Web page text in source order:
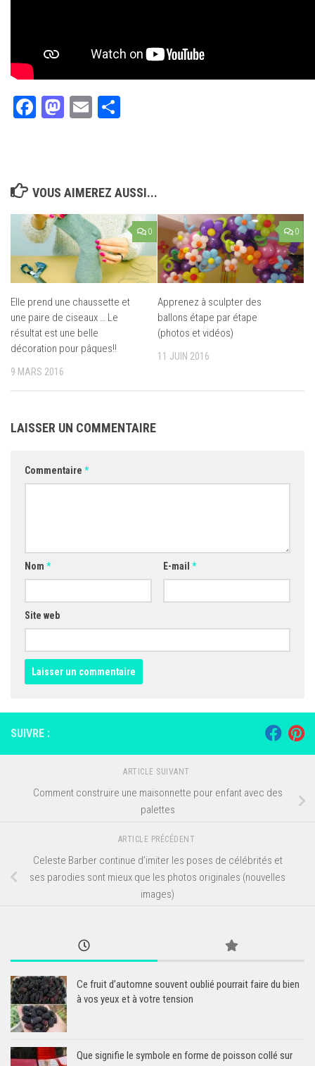
Facebook
Mastodon
Email
VOUS AIMEREZ AUSSI...
0
Elle prend une chaussette et
une paire de ciseaux … Le
résultat est une belle
décoration pour pâques!!
9 MARS 2016
0
Apprenez à sculpter des
ballons étape par étape
(photos et vidéos)
11 JUIN 2016
LAISSER UN COMMENTAIRE
Commentaire *
Nom * E-mail *
Site web
SUIVRE :
ARTICLE SUIVANT
Comment construire une maisonnette pour enfant avec des
palettes
ARTICLE PRÉCÉDENT
Celeste Barber continue d’imiter les poses de célébrités et
ses parodies sont mieux que les photos originales (nouvelles
images)
Ce fruit d’automne souvent oublié pourrait faire du bien
à vos yeux et à votre tension
Que signifie le symbole en forme de poisson collé sur